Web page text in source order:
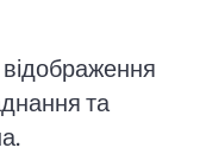
та